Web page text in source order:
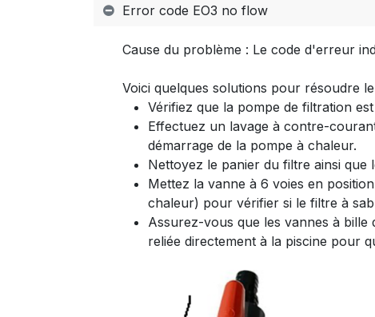
Error code EO3 no flow
Cause du problème : Le code d'erreur
Voici quelques solutions pour résoudre
Vérifiez que la pompe de filtration
Effectuez un lavage à contre-
démarrage de la pompe à chaleur.
Nettoyez le panier du filtre ainsi
Mettez la vanne à 6 voies en
chaleur) pour vérifier si le filtre à
Assurez-vous que les vannes à
reliée directement à la piscine pour